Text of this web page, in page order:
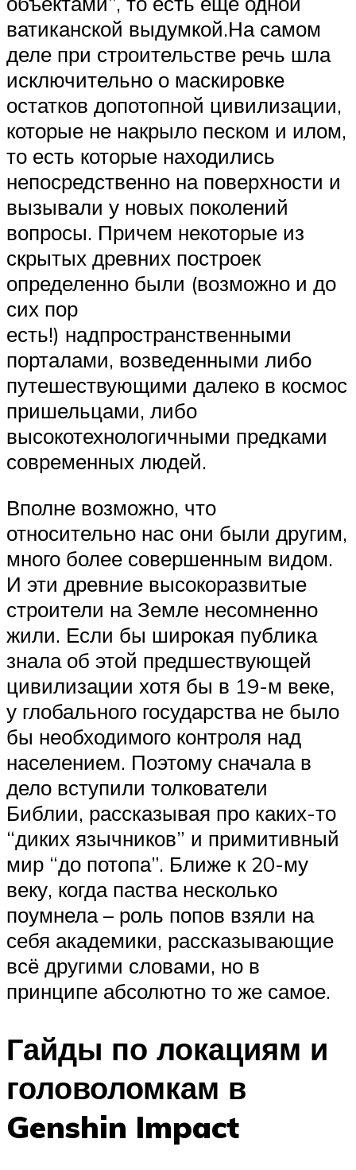
ватиканской выдумкой.На самом
деле при строительстве речь шла
исключительно о маскировке
остатков допотопной цивилизации,
которые не накрыло песком и илом,
то есть которые находились
непосредственно на поверхности и
вызывали у новых поколений
вопросы. Причем некоторые из
скрытых древних построек
определенно были (возможно и до
сих пор
есть!) надпространственными
порталами, возведенными либо
путешествующими далеко в космос
пришельцами, либо
высокотехнологичными предками
современных людей.
Вполне возможно, что
относительно нас они были другим,
много более совершенным видом.
И эти древние высокоразвитые
строители на Земле несомненно
жили. Если бы широкая публика
знала об этой предшествующей
цивилизации хотя бы в 19-м веке,
у глобального государства не было
бы необходимого контроля над
населением. Поэтому сначала в
дело вступили толкователи
Библии, рассказывая про каких-то
“диких язычников” и примитивный
мир “до потопа”. Ближе к 20-му
веку, когда паства несколько
поумнела – роль попов взяли на
себя академики, рассказывающие
всё другими словами, но в
принципе абсолютно то же самое.
Гайды по локациям и
головоломкам в
Genshin Impact